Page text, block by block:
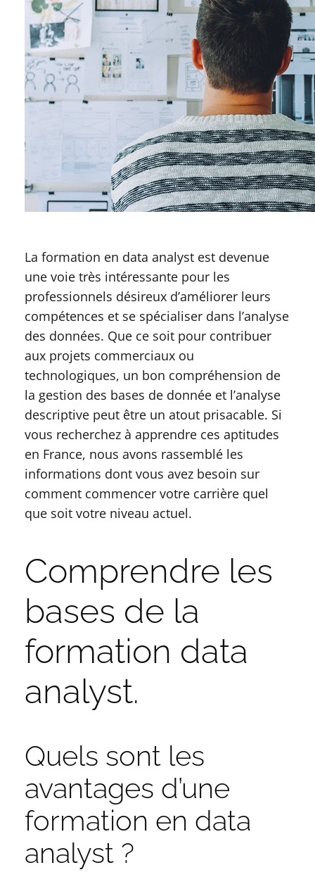
La formation en data analyst est devenue
une voie très intéressante pour les
professionnels désireux d’améliorer leurs
compétences et se spécialiser dans l’analyse
des données. Que ce soit pour contribuer
aux projets commerciaux ou
technologiques, un bon compréhension de
la gestion des bases de donnée et l’analyse
descriptive peut être un atout prisacable. Si
vous recherchez à apprendre ces aptitudes
en France, nous avons rassemblé les
informations dont vous avez besoin sur
comment commencer votre carrière quel
que soit votre niveau actuel.
Comprendre les
bases de la
formation data
analyst.
Quels sont les
avantages d’une
formation en data
analyst ?